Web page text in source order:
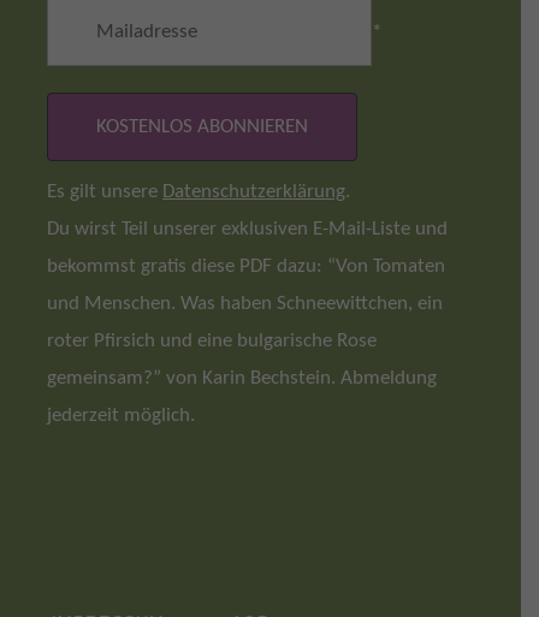
*
Es gilt unsere Datenschutzerklärung.
Du wirst Teil unserer exklusiven E-Mail-Liste und
bekommst gratis diese PDF dazu: “Von Tomaten
und Menschen. Was haben Schneewittchen, ein
roter Pfirsich und eine bulgarische Rose
gemeinsam?” von Karin Bechstein. Abmeldung
jederzeit möglich.